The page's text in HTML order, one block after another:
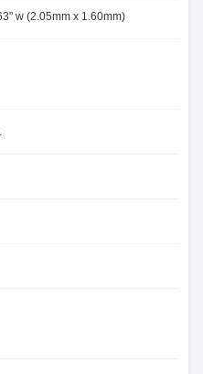
w (2.05mm x 1.60mm)